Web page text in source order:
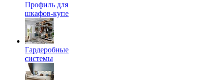
Профиль для
шкафов-купе
Гардеробные
системы